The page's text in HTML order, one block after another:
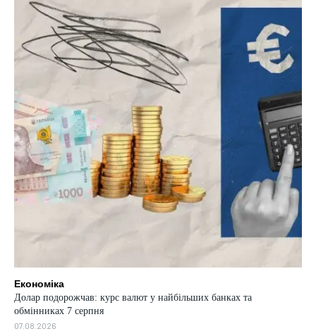
Економіка
Долар подорожчав: курс валют у найбільших банках та
обмінниках 7 серпня
07.08.2026